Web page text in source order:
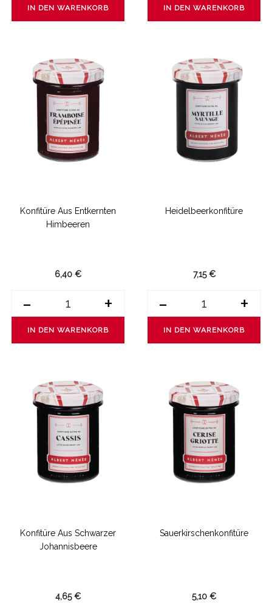
IN DEN WARENKORB IN DEN WARENKORB
Konfitüre Aus Entkernten
Himbeeren
6,40 €
- +
IN DEN WARENKORB
Heidelbeerkonfitüre
7,15 €
- +
IN DEN WARENKORB
Konfitüre Aus Schwarzer
Johannisbeere
4,65 €
Sauerkirschenkonfitüre
5,10 €